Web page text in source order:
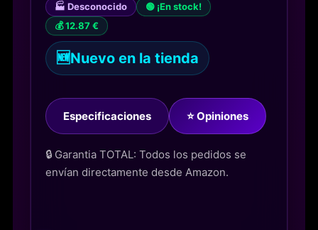
🏭 Desconocido
🟢 ¡En stock!
💰 12.87 €
🆕Nuevo en la tienda
Especificaciones ⭐ Opiniones
🔒 Garantia TOTAL: Todos los pedidos se
envían directamente desde Amazon.